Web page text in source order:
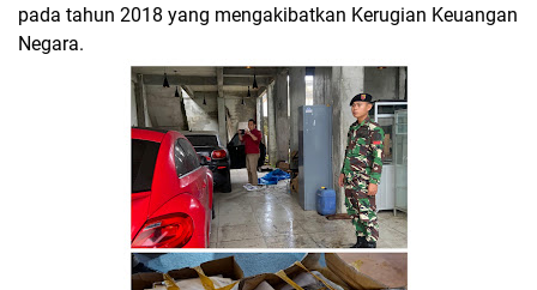
pada tahun 2018 yang mengakibatkan Kerugian Keuangan
Negara.